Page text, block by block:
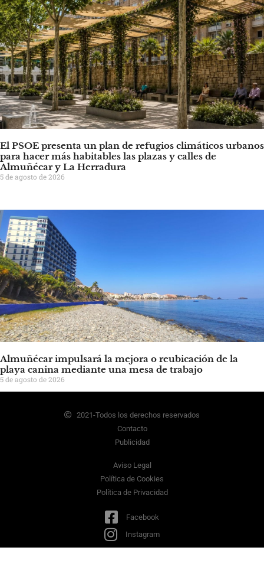
El PSOE presenta un plan de refugios climáticos urbanos
para hacer más habitables las plazas y calles de
Almuñécar y La Herradura
5 de agosto de 2026
Almuñécar impulsará la mejora o reubicación de la
playa canina mediante una mesa de trabajo
5 de agosto de 2026
2021-Todos los derechos reservados
Contacto
Publicidad
Aviso Legal
Política de Cookies
Política de Privacidad
Facebook
Instagram